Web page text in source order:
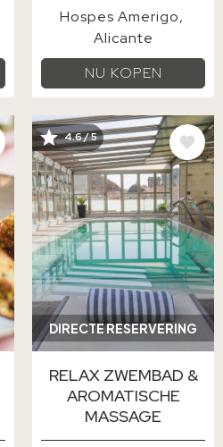
Hospes Amerigo
Alicante
NU KOPEN
DIRECTE RESERVERING
AFBEELDING
4.6 / 5
RELAX ZWEMBAD &
AROMATISCHE
MASSAGE